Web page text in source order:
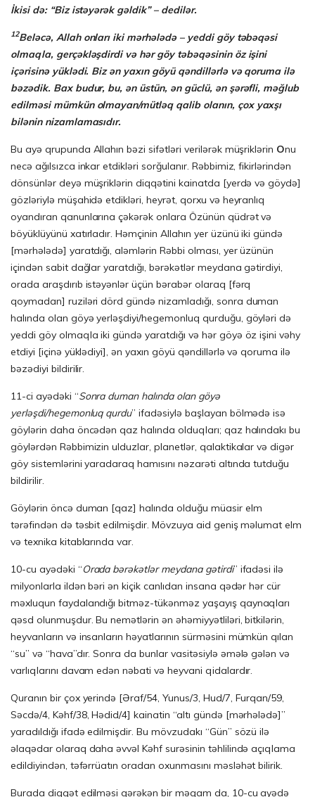
İkisi də: “Biz istəyərək gəldik” – dedilər.
12Beləcə, Allah onları iki mərhələdə – yeddi göy təbəqəsi
olmaqla, gerçəkləşdirdi və hər göy təbəqəsinin öz işini
içərisinə yüklədi. Biz ən yaxın göyü qəndillərlə və qoruma ilə
bəzədik. Bax budur, bu, ən üstün, ən güclü, ən şərəfli, məğlub
edilməsi mümkün olmayan/mütləq qalib olanın, çox yaxşı
bilənin nizamlamasıdır.
Bu ayə qrupunda Allahın bəzi sifətləri verilərək müşriklərin Onu
necə ağılsızca inkar etdikləri sorğulanır. Rəbbimiz, fikirlərindən
dönsünlər deyə müşriklərin diqqətini kainatda [yerdə və göydə]
gözləriylə müşahidə etdikləri, heyrət, qorxu və heyranlıq
oyandıran qanunlarına çəkərək onlara Özünün qüdrət və
böyüklüyünü xatırladır. Həmçinin Allahın yer üzünü iki gündə
[mərhələdə] yaratdığı, aləmlərin Rəbbi olması, yer üzünün
içindən sabit dağlar yaratdığı, bərəkətlər meydana gətirdiyi,
orada araşdırıb istəyənlər üçün bərabər olaraq [fərq
qoymadan] ruziləri dörd gündə nizamladığı, sonra duman
halında olan göyə yerləşdiyi/hegemonluq qurduğu, göyləri də
yeddi göy olmaqla iki gündə yaratdığı və hər göyə öz işini vəhy
etdiyi [içinə yüklədiyi], ən yaxın göyü qəndillərlə və qoruma ilə
bəzədiyi bildirilir.
11-ci ayədəki “Sonra duman halında olan göyə
yerləşdi/hegemonluq qurdu” ifadəsiylə başlayan bölmədə isə
göylərin daha öncədən qaz halında olduqları; qaz halındakı bu
göylərdən Rəbbimizin ulduzlar, planetlər, qalaktikalar və digər
göy sistemlərini yaradaraq hamısını nəzarəti altında tutduğu
bildirilir.
Göylərin öncə duman [qaz] halında olduğu müasir elm
tərəfindən də təsbit edilmişdir. Mövzuya aid geniş məlumat elm
və texnika kitablarında var.
10-cu ayədəki “Orada bərəkətlər meydana gətirdi” ifadəsi ilə
milyonlarla ildən bəri ən kiçik canlıdan insana qədər hər cür
məxluqun faydalandığı bitməz-tükənməz yaşayış qaynaqları
qəsd olunmuşdur. Bu nemətlərin ən əhəmiyyətliləri, bitkilərin,
heyvanların və insanların həyatlarının sürməsini mümkün qılan
“su” və “hava”dır. Sonra da bunlar vasitəsiylə əmələ gələn və
varlıqlarını davam edən nəbati və heyvani qidalardır.
Quranın bir çox yerində [Əraf/54, Yunus/3, Hud/7, Furqan/59,
Səcdə/4, Kəhf/38, Hədid/4] kainatin “altı gündə [mərhələdə]”
yaradıldığı ifadə edilmişdir. Bu mövzudakı “Gün” sözü ilə
əlaqədar olaraq daha əvvəl Kəhf surəsinin təhlilində açıqlama
edildiyindən, təfərrüatın oradan oxunmasını məsləhət bilirik.
Burada diqqət edilməsi gərəkən bir məqam da, 10-cu ayədə